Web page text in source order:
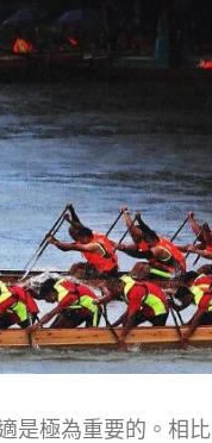
是極為重要的。相比